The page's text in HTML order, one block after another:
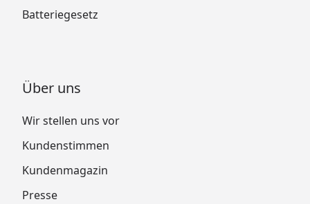
Batteriegesetz
Über uns
Wir stellen uns vor
Kundenstimmen
Kundenmagazin
Presse